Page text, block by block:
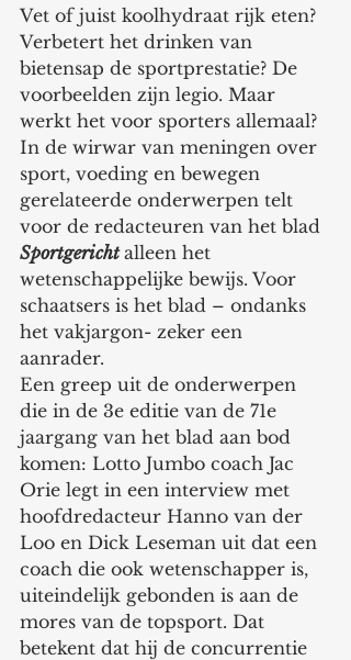
Vet of juist koolhydraat rijk eten?
Verbetert het drinken van
bietensap de sportprestatie? De
voorbeelden zijn legio. Maar
werkt het voor sporters allemaal?
In de wirwar van meningen over
sport, voeding en bewegen
gerelateerde onderwerpen telt
voor de redacteuren van het blad
Sportgericht alleen het
wetenschappelijke bewijs. Voor
schaatsers is het blad – ondanks
het vakjargon- zeker een
aanrader.
Een greep uit de onderwerpen
die in de 3e editie van de 71e
jaargang van het blad aan bod
komen: Lotto Jumbo coach Jac
Orie legt in een interview met
hoofdredacteur Hanno van der
Loo en Dick Leseman uit dat een
coach die ook wetenschapper is,
uiteindelijk gebonden is aan de
mores van de topsport. Dat
betekent dat hij de concurrentie